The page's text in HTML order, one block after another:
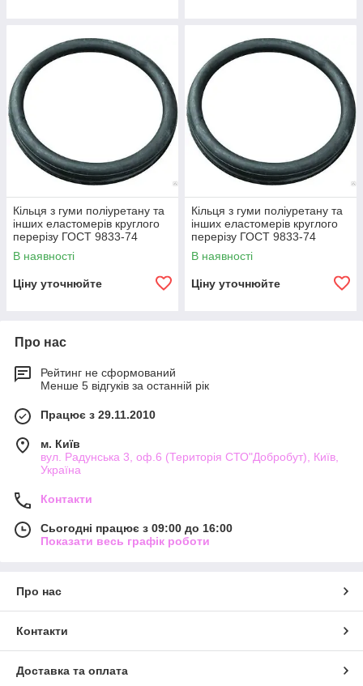
Кільця з гуми поліуретану та
інших еластомерів круглого
перерізу ГОСТ 9833-74
переріз 5,8 мм.
В наявності
Ціну уточнюйте
Кільця з гуми поліуретану та
інших еластомерів круглого
перерізу ГОСТ 9833-74
переріз 7,5 мм.
В наявності
Ціну уточнюйте
Про нас
Рейтинг не сформований
Менше 5 відгуків за останній рік
Працює з 29.11.2010
м. Київ
вул. Радунська 3, оф.6 (Територія СТО"Добробут), Київ,
Україна
Контакти
Сьогодні працює з 09:00 до 16:00
Показати весь графік роботи
Про нас
Контакти
Доставка та оплата